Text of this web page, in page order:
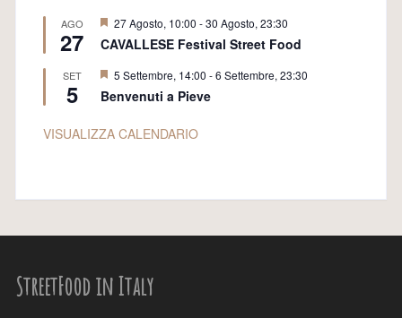
AGO
27
S
e
g
a
l
i
27 Agosto, 10:00 -30 Agosto, 23:30
CAVALLESE Festival Street Food
SET
5
S
g
a
5 Settembre, 14:00 -6 Settembre, 23:30
Benvenuti a Pieve
VISUALIZZA CALENDARIO
StreetFood in Italy